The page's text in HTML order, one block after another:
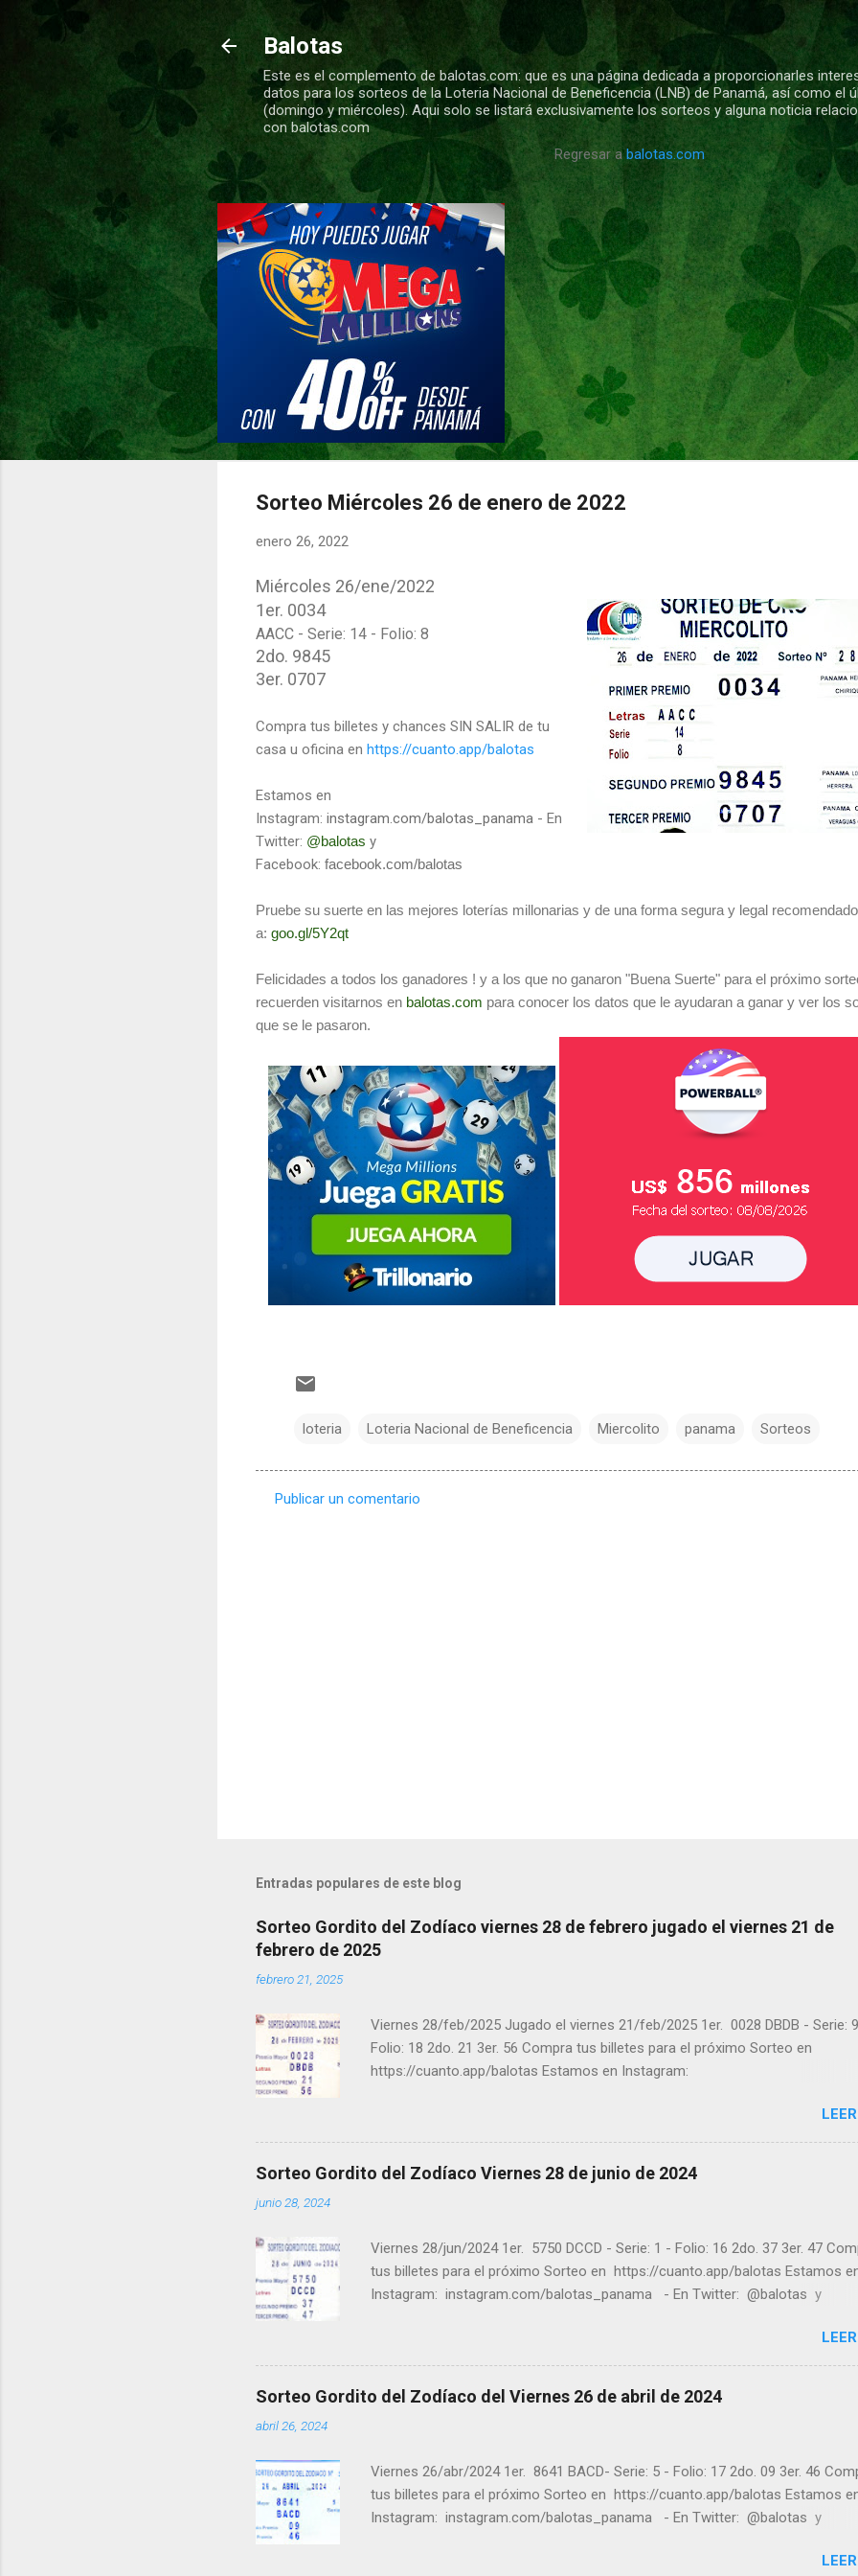
Ir al contenido principal
Balotas
Este es el complemento de balotas.com: que es una página dedicada a proporcionarles
datos para los sorteos de la Loteria Nacional de Beneficencia (LNB) de Panamá, así como el
(domingo y miércoles). Aqui solo se listará exclusivamente los sorteos y alguna noticia
con balotas.com
Regresar abalotas.com
Sorteo Miércoles 26 de enero de 2022
enero 26, 2022
Miércoles 26/ene/2022
1er. 0034
AACC - Serie: 14 - Folio: 8
2do. 9845
3er. 0707
Compra tus billetes y chances SIN SALIR de tu
casa u oficina en https://cuanto.app/balotas
Estamos en
Instagram: instagram.com/balotas_panama - En
Twitter: @balotas y
Facebook: facebook.com/balotas
Pruebe su suerte en las mejores loterías millonarias y de una forma segura y legal
a: goo.gl/5Y2qt
Felicidades a todos los ganadores ! y a los que no ganaron "Buena Suerte" para el próximo
recuerden visitarnos en balotas.com para conocer los datos que le ayudaran a ganar y ver los
que se le pasaron.
loteria Loteria Nacional de Beneficencia Miercolito panama Sorteos
Publicar un comentario
Entradas populares de este blog
Sorteo Gordito del Zodíaco viernes 28 de febrero jugado el viernes 21 de
febrero de 2025
febrero 21, 2025
Viernes 28/feb/2025 Jugado el viernes 21/feb/2025 1er. 0028 DBDB - Serie:
Folio: 18 2do. 21 3er. 56 Compra tus billetes para el próximo Sorteo en
https://cuanto.app/balotas Estamos en Instagram:
facebook.com/balotas Pruebe su suerte en las mejores loterías millonarias
una forma segura y legal recomendado clic a: goo.gl/5Y2qt Felicidades a
los ganadores ! y a los que no ganaron "Buena Suerte" para el próximo sorteo,
recuerden visitarnos en balotas.com para conocer los datos que le ayudaran
Sorteo Gordito del Zodíaco Viernes 28 de junio de 2024
junio 28, 2024
Viernes 28/jun/2024 1er. 5750 DCCD - Serie: 1 - Folio: 16 2do. 37 3er. 47
tus billetes para el próximo Sorteo en https://cuanto.app/balotas Estamos
Instagram: instagram.com/balotas_panama - En Twitter: @balotas y
millonarias y de una forma segura y legal recomendado clic a: goo.gl/5Y2qt
Felicidades a todos los ganadores ! y a los que no ganaron "Buena Suerte"
próximo sorteo, recuerden visitarnos en balotas.com para conocer los datos
Sorteo Gordito del Zodíaco del Viernes 26 de abril de 2024
abril 26, 2024
Viernes 26/abr/2024 1er. 8641 BACD- Serie: 5 - Folio: 17 2do. 09 3er. 46
tus billetes para el próximo Sorteo en https://cuanto.app/balotas Estamos
Instagram: instagram.com/balotas_panama - En Twitter: @balotas y
millonarias y de una forma segura y legal recomendado clic a: goo.gl/5Y2qt